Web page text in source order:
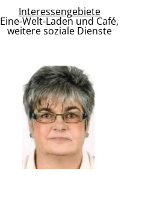
Interessengebiete
Eine-Welt-Laden und Café,
weitere soziale Dienste